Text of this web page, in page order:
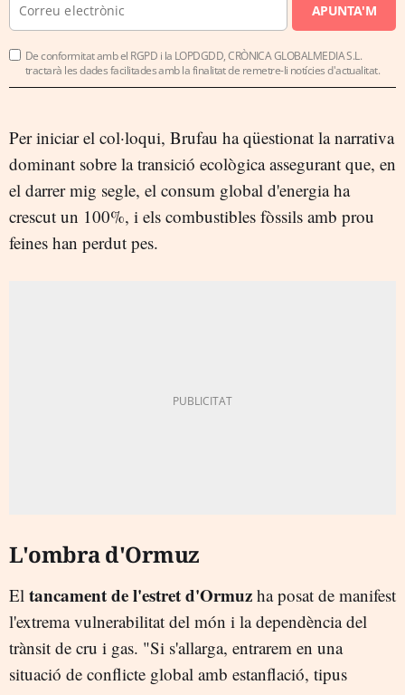
APUNTA'M
De conformitat amb el RGPD i la LOPDGDD, CRÒNICA GLOBALMEDIA S.L.
tractarà les dades facilitades amb la finalitat de remetre-li notícies d'actualitat.
Per iniciar el col·loqui, Brufau ha qüestionat la narrativa
dominant sobre la transició ecològica assegurant que, en
el darrer mig segle, el consum global d'energia ha
crescut un 100%, i els combustibles fòssils amb prou
feines han perdut pes.
L'ombra d'Ormuz
El tancament de l'estret d'Ormuz ha posat de manifest
l'extrema vulnerabilitat del món i la dependència del
trànsit de cru i gas. "Si s'allarga, entrarem en una
situació de conflicte global amb estanflació, tipus